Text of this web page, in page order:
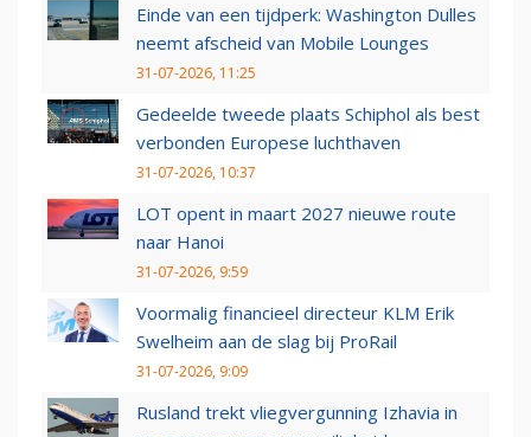
Einde van een tijdperk: Washington Dulles
neemt afscheid van Mobile Lounges
31-07-2026, 11:25
Gedeelde tweede plaats Schiphol als best
verbonden Europese luchthaven
31-07-2026, 10:37
LOT opent in maart 2027 nieuwe route
naar Hanoi
31-07-2026, 9:59
Voormalig financieel directeur KLM Erik
Swelheim aan de slag bij ProRail
31-07-2026, 9:09
Rusland trekt vliegvergunning Izhavia in